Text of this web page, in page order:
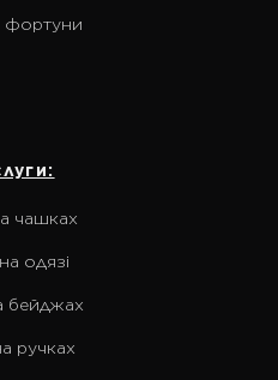
фортуни
чашках
одязі
бейджах
ручках